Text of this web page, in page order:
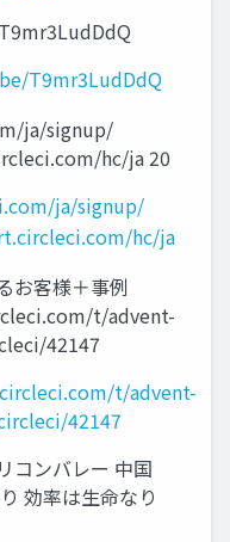
T9mr3LudDdQ
ja/signup/
hc/ja 20
ja/signup/
hc/ja
お客様＋事例
t/advent-
42147
t/advent-
42147
コンバレー 中国
効率は生命なり